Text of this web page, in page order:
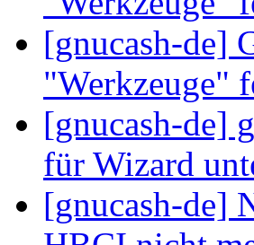
[gnucash-de]
"Werkzeuge"
[gnucash-de]
für Wizard
[gnucash-de]